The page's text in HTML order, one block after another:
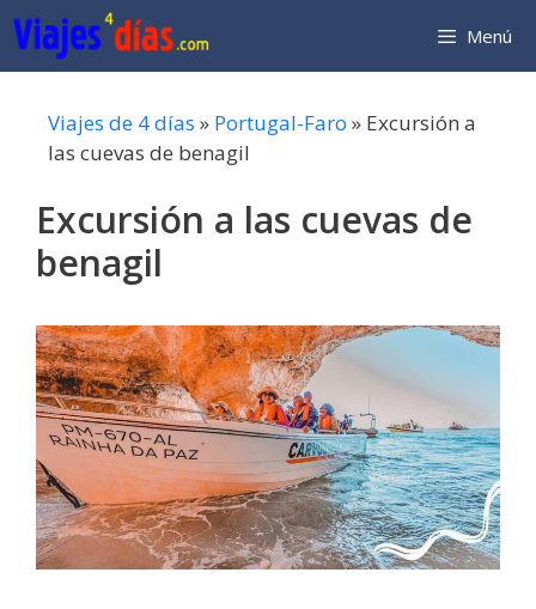
Saltar
al
contenido
Menú
Viajes de 4 días » Portugal-Faro » Excursión a
las cuevas de benagil
Excursión a las cuevas de
benagil